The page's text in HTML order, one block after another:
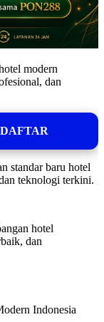
modern
dan
DAFTAR
standar baru hotel
teknologi terkini.
hotel
dan
Indonesia